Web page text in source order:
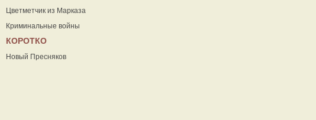
Цветметчик из Марказа
Криминальные войны
КОРОТКО
Новый Пресняков